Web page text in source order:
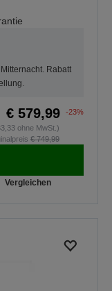
Rabatt
€ 579,99
-23%
ohne MwSt.)
€ 749,99
Vergleichen